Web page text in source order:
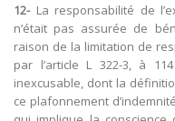
12-La responsabilité de
n’était pas assurée de
raison de la limitation de
par l’article L 322-3, à
inexcusable, dont la
ce plafonnement